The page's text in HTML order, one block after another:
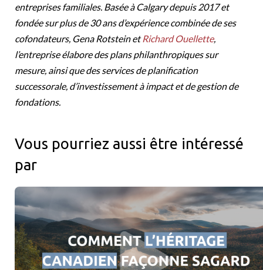
entreprises familiales. Basée à Calgary depuis 2017 et
fondée sur plus de 30 ans d’expérience combinée de ses
cofondateurs, Gena Rotstein etRichard Ouellette,
l’entreprise élabore des plans philanthropiques sur
mesure, ainsi que des services de planification
successorale, d’investissement à impact et de gestion de
fondations.
Vous pourriez aussi être intéressé
par
Racines canadiennes et portée mondiale